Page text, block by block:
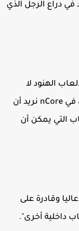
الرجل الذي
الهنود لا
يستطيعون إنتاج ألعاب ذات نوعية جيدة، في nCore نريد أن
يمكن أن
وقادرة على